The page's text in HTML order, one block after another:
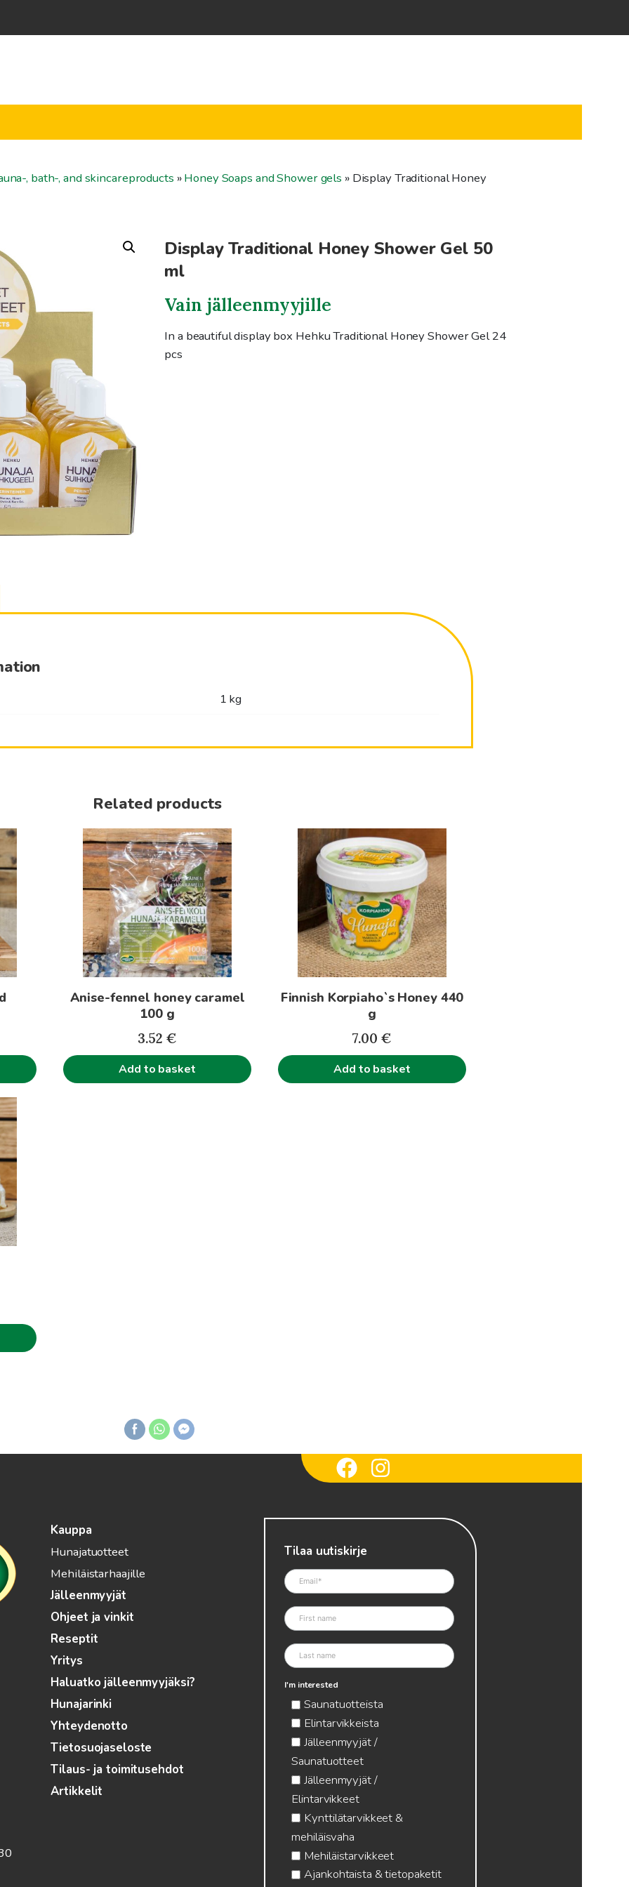
, bath-, and skincareproducts »Honey Soaps and Shower gels » Display Traditional Honey
Display Traditional Honey Shower Gel 50
ml
Vain jälleenmyyjille
In a beautiful display box Hehku Traditional Honey Shower Gel 24
pcs
1 kg
Related products
Anise-fennel honey caramel
100 g
3.52 €
Add to basket
Finnish Korpiaho`s Honey 440
g
7.00 €
Add to basket
Kauppa
Hunajatuotteet
Mehiläistarhaajille
Jälleenmyyjät
Ohjeet ja vinkit
Reseptit
Yritys
Haluatko jälleenmyyjäksi?
Hunajarinki
Yhteydenotto
Tietosuojaseloste
Tilaus- ja toimitusehdot
Artikkelit
Tilaa uutiskirje
I'm interested
Saunatuotteista
Elintarvikkeista
Jälleenmyyjät /
Saunatuotteet
Jälleenmyyjät /
Elintarvikkeet
Kynttilätarvikkeet &
mehiläisvaha
Mehiläistarvikkeet
Ajankohtaista & tietopaketit